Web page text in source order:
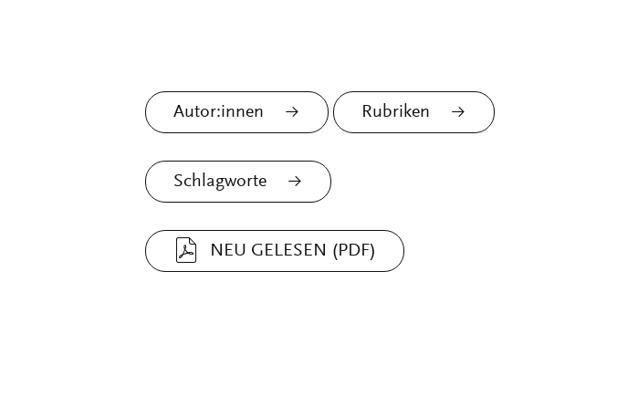
Autor:innen Rubriken
Schlagworte
NEU GELESEN (PDF)